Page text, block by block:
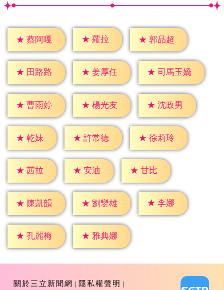
★ 蔡阿嘎 ★ 蘿拉 ★ 郭品超
★ 田路路 ★ 姜厚任 ★ 司馬玉嬌
★ 曹雨婷 ★ 楊光友 ★ 沈政男
★ 乾妹 ★ 許常德 ★ 徐莉玲
★ 茜拉 ★ 安迪 ★ 甘比
★ 陳凱韻 ★ 劉鑾雄 ★ 李娜
★ 孔麗梅 ★ 雅典娜
關於三立新聞網 隱私權聲明